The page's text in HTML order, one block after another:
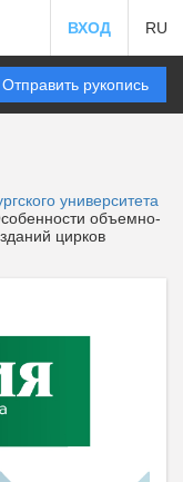
ВХОД RU
Отправить рукопись
университета
объемно-
цирков